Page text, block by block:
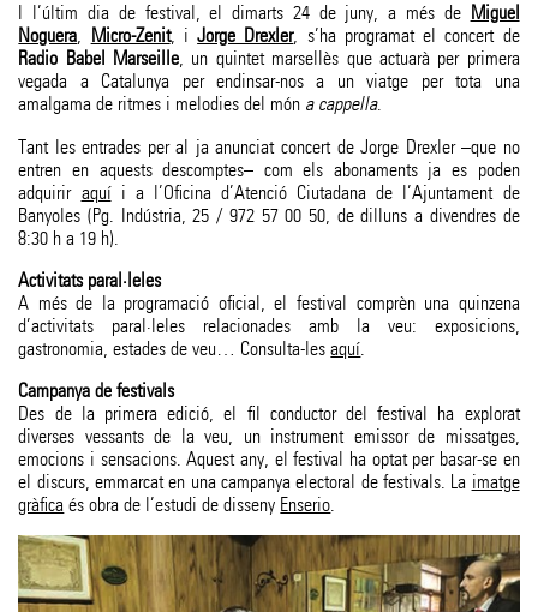
I l’últim dia de festival, el dimarts 24 de juny, a més de Miguel
Noguera, Micro-Zenit, iJorge Drexler, s’ha programat el concert de
Radio Babel Marseille, un quintet marsellès que actuarà per primera
vegada a Catalunya per endinsar-nos a un viatge per tota una
amalgama de ritmes i melodies del món a cappella.
Tant les entrades per al ja anunciat concert de Jorge Drexler –que no
entren en aquests descomptes– com els abonaments ja es poden
adquirir aquíi a l’Oficina d’Atenció Ciutadana de l’Ajuntament de
Banyoles (Pg. Indústria, 25 / 972 57 00 50, de dilluns a divendres de
8:30 h a 19 h).
Activitats paral·leles
A més de la programació oficial, el festival comprèn una quinzena
d’activitats paral·leles relacionades amb la veu: exposicions,
gastronomia, estades de veu… Consulta-lesaquí.
Campanya de festivals
Des de la primera edició, el fil conductor del festival ha explorat
diverses vessants de la veu, un instrument emissor de missatges,
emocions i sensacions. Aquest any, el festival ha optat per basar-se en
el discurs, emmarcat en una campanya electoral de festivals. La imatge
gràfica és obra de l’estudi de disseny Enserio.